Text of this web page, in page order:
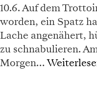
10.6. Auf dem
worden, ein Spatz
Lache angenähert,
zu schnabulieren.
Morgen…